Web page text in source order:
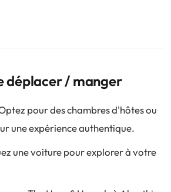
déplacer / manger
pour des chambres d'hôtes ou
une expérience authentique.
une voiture pour explorer à votre